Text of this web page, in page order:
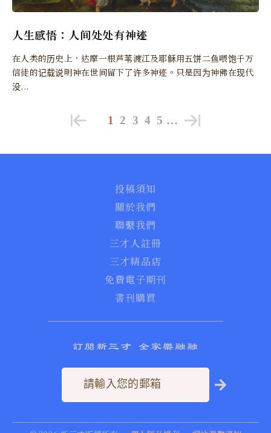
人生感悟：人间处处有神迹
在人类的历史上，达摩一根芦苇渡江及耶稣用五饼二鱼喂饱千万
信徒的记载说明神在世间留下了许多神迹。只是因为神佛在现代
没...
1 2 3 4 5 …
投稿須知
關於我們
聯繫我們
三才人註冊
三才精品店
免費電子期刊
書刊購買
訂閱新三才 全家樂融融